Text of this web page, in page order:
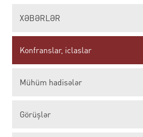
XƏBƏRLƏR
Konfranslar, iclaslar
Mühüm hadisələr
Görüşlər